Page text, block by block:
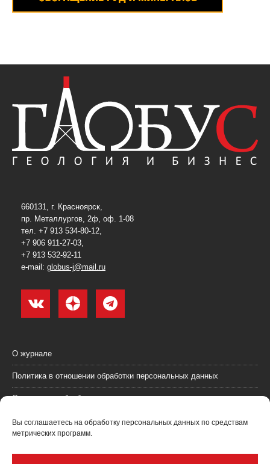
Вы соглашаетесь на обработку персональных данных по средствам
метрических программ.
660131, г. Красноярск,
пр. Металлургов, 2ф, оф. 1-08
тел. +7 913 534-80-12,
+7 906 911-27-03,
+7 913 532-92-11
e-mail: globus-j@mail.ru
О журнале
Политика в отношении обработки персональных данных
Согласие на обработку персональных данных
Пользовательское соглашение (оферта)